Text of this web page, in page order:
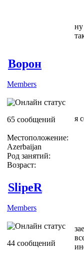
ну
Ворон
Members
65 сообщений
Местоположение:
Azerbaijan
Род занятий:
Возраст:
я
SlipeR
Members
44 сообщений